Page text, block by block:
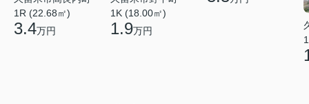
1R (22.68㎡)
3.4万円
1K (18.00㎡)
1.9万円